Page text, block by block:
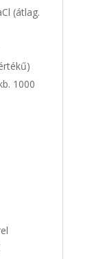
(átlag.
1000